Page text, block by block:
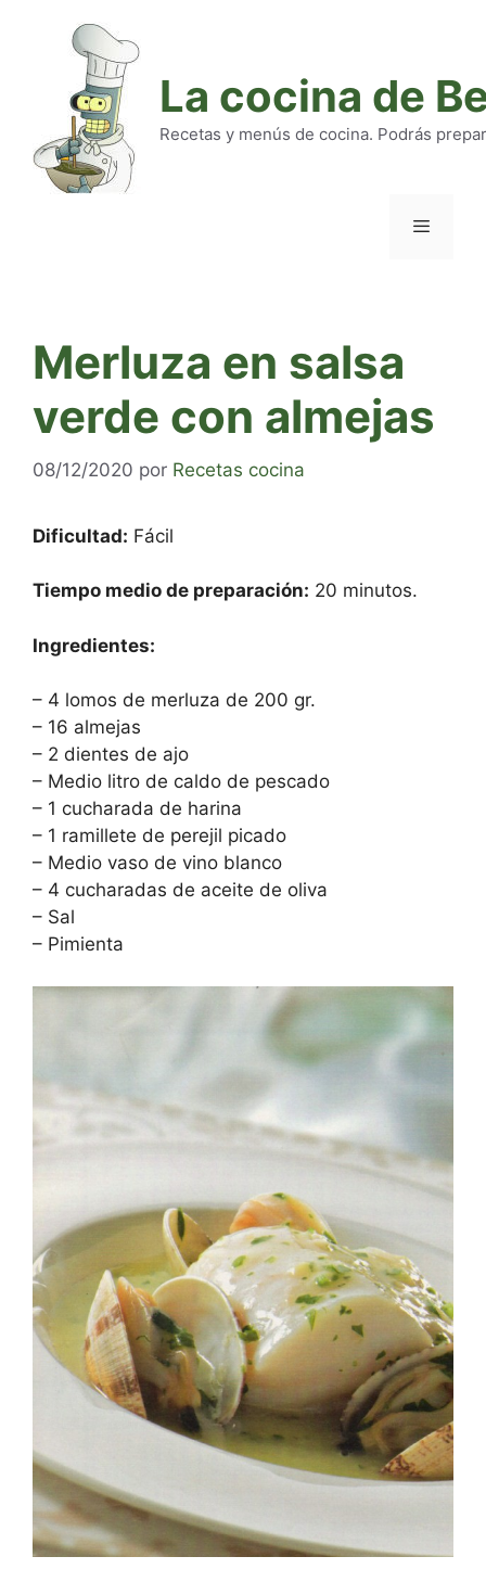
La cocina de
Recetas y menús de cocina. Podrás
Merluza en salsa
verde con almejas
08/12/2020 por Recetas cocina
Dificultad: Fácil
Tiempo medio de preparación: 20 minutos.
Ingredientes:
– 4 lomos de merluza de 200 gr.
– 16 almejas
– 2 dientes de ajo
– Medio litro de caldo de pescado
– 1 cucharada de harina
– 1 ramillete de perejil picado
– Medio vaso de vino blanco
– 4 cucharadas de aceite de oliva
– Sal
– Pimienta